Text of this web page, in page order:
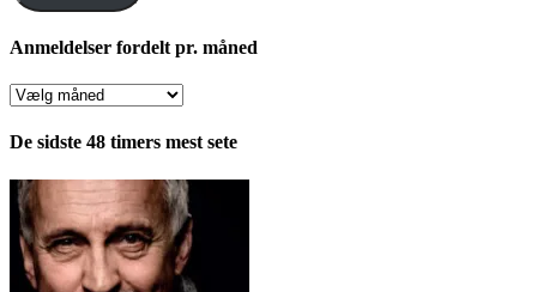
Anmeldelser fordelt pr. måned
Anmeldelser
pr.
De sidste 48 timers mest sete